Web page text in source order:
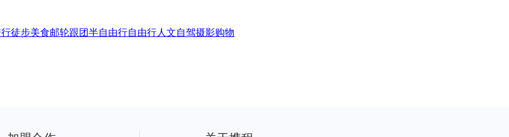
徒步美食邮轮跟团半自由行自由行人文自驾摄影购物